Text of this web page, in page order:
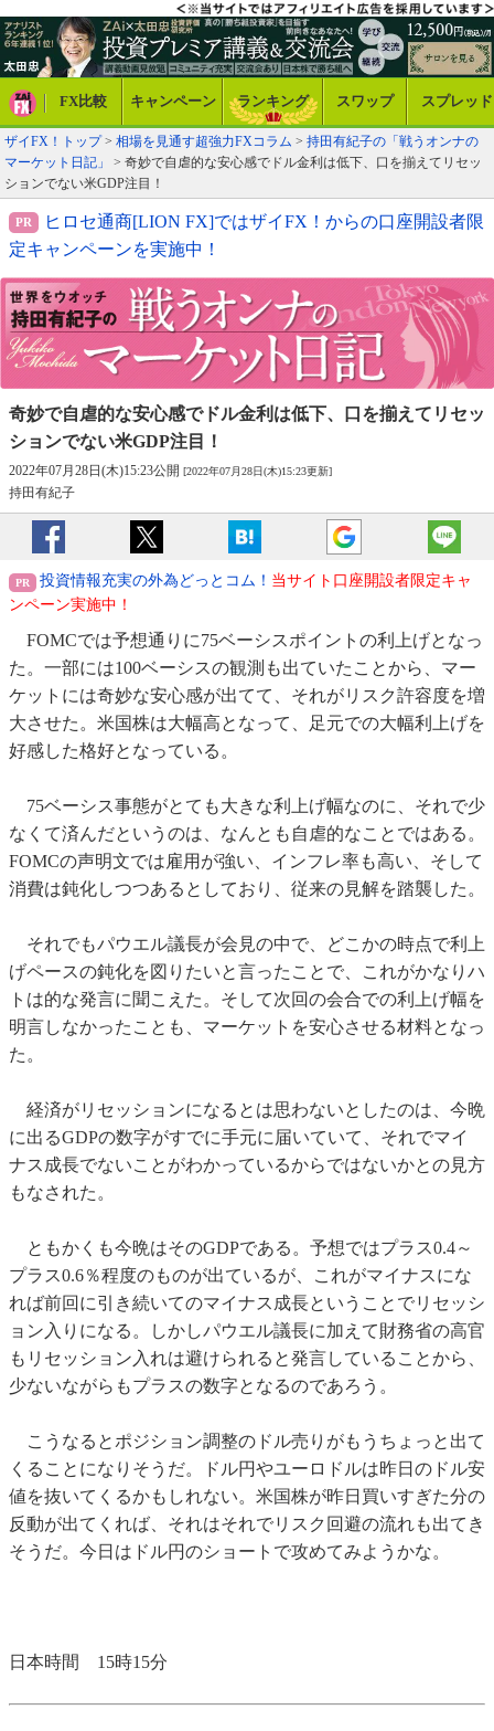
FX比較 キャンペーン ランキング スワップ スプレッド
ザイFX！トップ> 相場を見通す超強力FXコラム > 持田有紀子の「戦うオンナの
マーケット日記」
> 奇妙で自虐的な安心感でドル金利は低下、口を揃えてリセッ
ションでない米GDP注目！
ヒロセ通商[LION FX]ではザイFX！からの口座開設者限
定キャンペーンを実施中！
奇妙で自虐的な安心感でドル金利は低下、
口を揃えてリセッ
ションでない米GDP注目！
2022年07月28日(木)15:23公開 [2022年07月28日(木)15:23更新]
持田有紀子
投資情報充実の外為どっとコム！ 当サイト口座開設者限定キャ
ンペーン実施中！
FOMCでは予想通りに75ベーシスポイントの利上げとなっ
た。一部には100ベーシスの観測も出ていたことから、マー
ケットには奇妙な安心感が出てて、それがリスク許容度を増
大させた。米国株は大幅高となって、足元での大幅利上げを
好感した格好となっている。
75ベーシス事態がとても大きな利上げ幅なのに、それで少
なくて済んだというのは、なんとも自虐的なことではある。
FOMCの声明文では雇用が強い、インフレ率も高い、そして
消費は鈍化しつつあるとしており、従来の見解を踏襲した。
それでもパウエル議長が会見の中で、どこかの時点で利上
げペースの鈍化を図りたいと言ったことで、これがかなりハ
トは的な発言に聞こえた。そして次回の会合での利上げ幅を
明言しなかったことも、マーケットを安心させる材料となっ
た。
経済がリセッションになるとは思わないとしたのは、今晩
に出るGDPの数字がすでに手元に届いていて、それでマイ
ナス成長でないことがわかっているからではないかとの見方
もなされた。
ともかくも今晩はそのGDPである。予想ではプラス0.4～
プラス0.6％程度のものが出ているが、これがマイナスにな
れば前回に引き続いてのマイナス成長ということでリセッシ
ョン入りになる。しかしパウエル議長に加えて財務省の高官
もリセッション入れは避けられると発言していることから、
少ないながらもプラスの数字となるのであろう。
こうなるとポジション調整のドル売りがもうちょっと出て
くることになりそうだ。ドル円やユーロドルは昨日のドル安
値を抜いてくるかもしれない。米国株が昨日買いすぎた分の
反動が出てくれば、それはそれでリスク回避の流れも出てき
そうだ。今日はドル円のショートで攻めてみようかな。
日本時間 15時15分